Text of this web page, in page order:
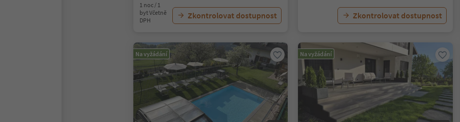
1 noc / 1
byt Včetně
DPH
Zkontrolovat dostupnost Zkontrolovat dostupnost
Na vyžádání Na vyžádání